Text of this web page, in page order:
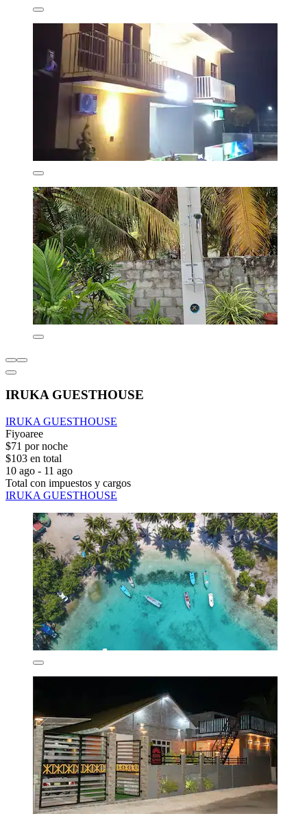
IRUKA GUESTHOUSE
IRUKA GUESTHOUSE
Fiyoaree
$71 por noche
$103 en total
10 ago - 11 ago
Total con impuestos y cargos
IRUKA GUESTHOUSE